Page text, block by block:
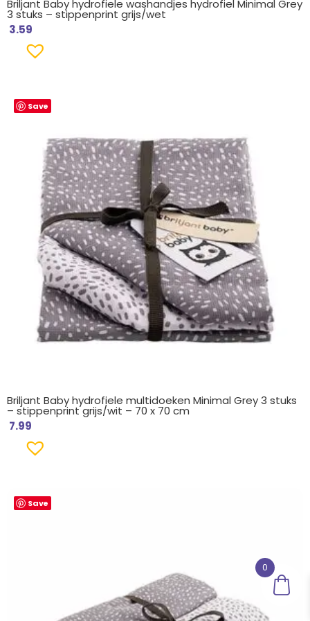
Briljant Baby hydrofiele washandjes hydrofiel Minimal Grey
3 stuks – stippenprint grijs/wet
3.59
Save
Briljant Baby hydrofiele multidoeken Minimal Grey 3 stuks
– stippenprint grijs/wit – 70 x 70 cm
7.99
Save
0